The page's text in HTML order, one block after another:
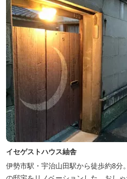
イセゲストハウス紬舎
伊勢市駅・宇治山田駅から徒歩約8分